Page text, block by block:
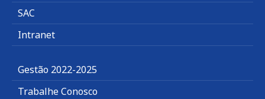
SAC
Intranet
Gestão 2022-2025
Trabalhe Conosco